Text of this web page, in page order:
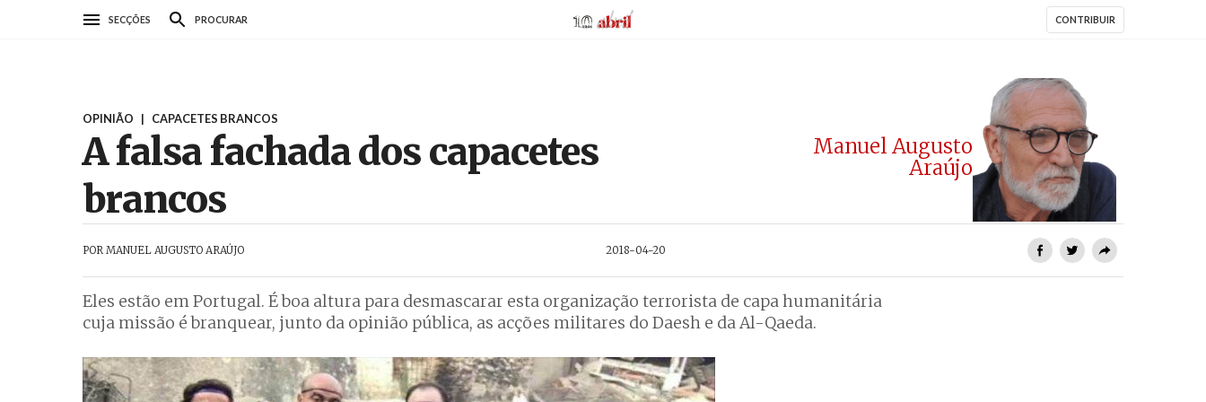
SECÇÕES PROCURAR AbrilAbril CONTRIBUIR
OPINIÃO | CAPACETES BRANCOS
A falsa fachada dos capacetes
brancos
Manuel Augusto
Araújo
POR MANUEL AUGUSTO ARAÚJO 2018-04-20
Eles estão em Portugal. É boa altura para desmascarar esta organização terrorista de capa humanitária
cuja missão é branquear, junto da opinião pública, as acções militares do Daesh e da Al-Qaeda.